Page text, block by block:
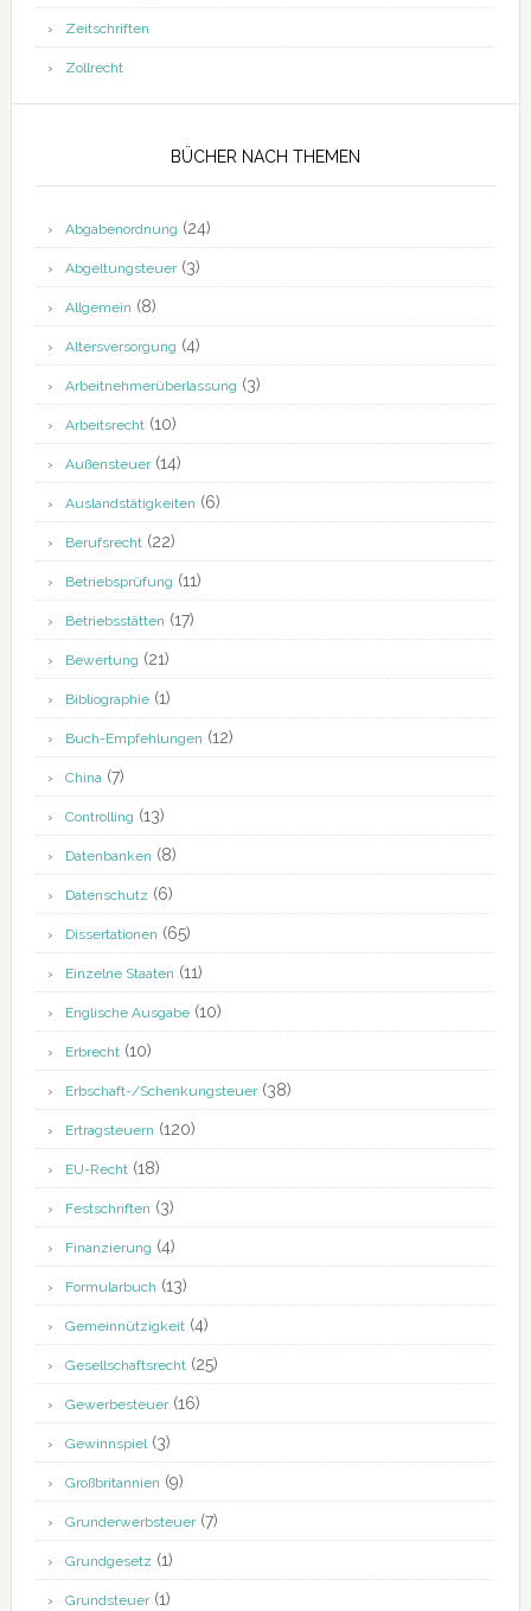
Zeitschriften
Zollrecht
BÜCHER NACH THEMEN
Abgabenordnung (24)
Abgeltungsteuer(3)
Allgemein (8)
Altersversorgung (4)
Arbeitnehmerüberlassung (3)
Arbeitsrecht(10)
Außensteuer(14)
Auslandstätigkeiten (6)
Berufsrecht(22)
Betriebsprüfung (11)
Betriebsstätten (17)
Bewertung (21)
Bibliographie(1)
Buch-Empfehlungen (12)
China(7)
Controlling (13)
Datenbanken (8)
Datenschutz (6)
Dissertationen (65)
Einzelne Staaten (11)
Englische Ausgabe(10)
Erbrecht(10)
Erbschaft-/Schenkungsteuer(38)
Ertragsteuern (120)
EU-Recht(18)
Festschriften (3)
Finanzierung (4)
Formularbuch (13)
Gemeinnützigkeit(4)
Gesellschaftsrecht(25)
Gewerbesteuer(16)
Gewinnspiel(3)
Großbritannien (9)
Grunderwerbsteuer(7)
Grundgesetz (1)
Grundsteuer(1)